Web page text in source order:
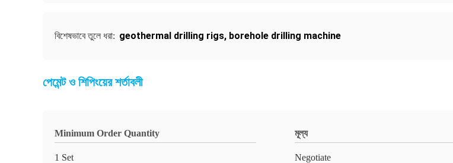
বিশেষভাবে তুলে ধরা: geothermal drilling rigs, borehole drilling machine
পেমেন্ট ও শিপিংয়ের শর্তাবলী
Minimum Order Quantity
1 Set
মূল্য
Negotiate